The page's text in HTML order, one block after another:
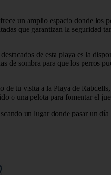
un amplio espacio donde los
que garantizan la seguridad
de esta playa es la
de sombra para que los perros
de tu visita a la Playa de
o una pelota para fomentar el
un lugar donde pasar un